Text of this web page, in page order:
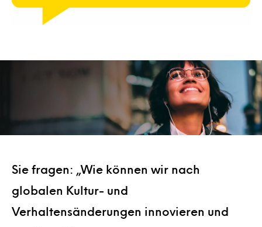
Sie fragen: „Wie können wir nach
globalen Kultur- und
Verhaltensänderungen innovieren und